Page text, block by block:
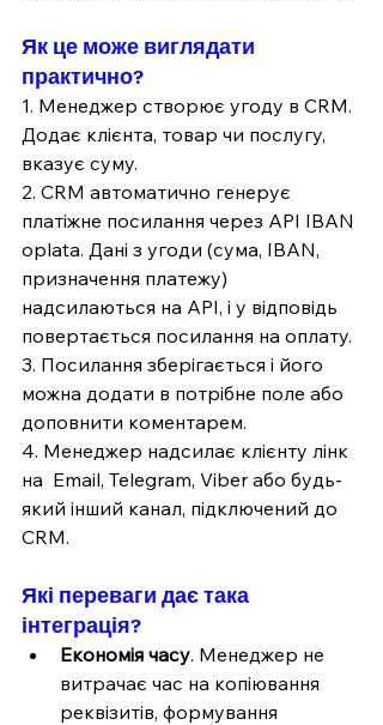
Як це може виглядати
практично?
1. Менеджер створює угоду в CRM.
Додає клієнта, товар чи послугу,
вказує суму.
2. CRM автоматично генерує
платіжне посилання через API IBAN
oplata. Дані з угоди (сума, IBAN,
призначення платежу)
надсилаються на API, і у відповідь
повертається посилання на оплату.
3. Посилання зберігається і його
можна додати в потрібне поле або
доповнити коментарем.
4. Менеджер надсилає клієнту лінк
на  Email, Telegram, Viber або будь-
який інший канал, підключений до
CRM.
Які переваги дає така
інтеграція?
Економія часу. Менеджер не
витрачає час на копіювання
реквізитів, формування